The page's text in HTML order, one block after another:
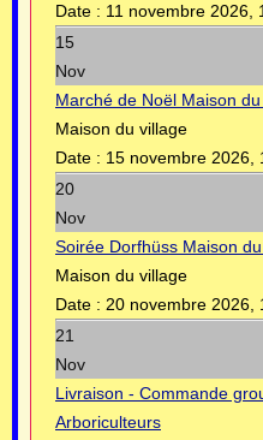
Date : 11 novembre 2026,
15
Nov
Marché de Noël Maison
Maison du village
Date : 15 novembre 2026,
20
Nov
Soirée Dorfhüss Maison
Maison du village
Date : 20 novembre 2026,
21
Nov
Livraison - Commande
Arboriculteurs